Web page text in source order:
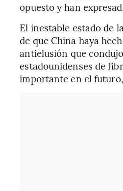
opuesto y han
El inestable estado de
de que China haya
antielusión que
estadounidenses de
importante en el